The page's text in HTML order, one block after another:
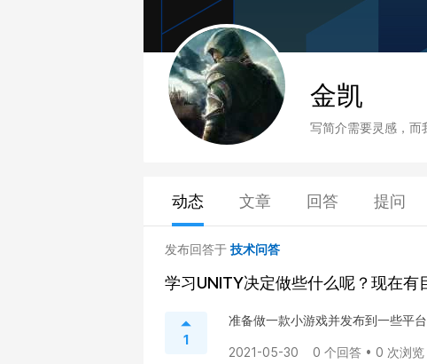
金凯
写简介需要灵感，而
动态 文章 回答 提问
发布回答于 技术问答
学习UNITY决定做些什么呢？现在有
1
准备做一款小游戏并发布到一些平台
2021-05-30 0 个回答 • 0 次浏览